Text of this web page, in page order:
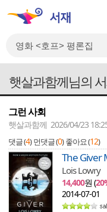
햇살과함께님의
그런 사회
햇살과함께 2026/04/23
댓글 (4) 먼댓글 (0) 좋아요 (12)
The Giver
Lois Lowry
14,400원 (
2014-07-01